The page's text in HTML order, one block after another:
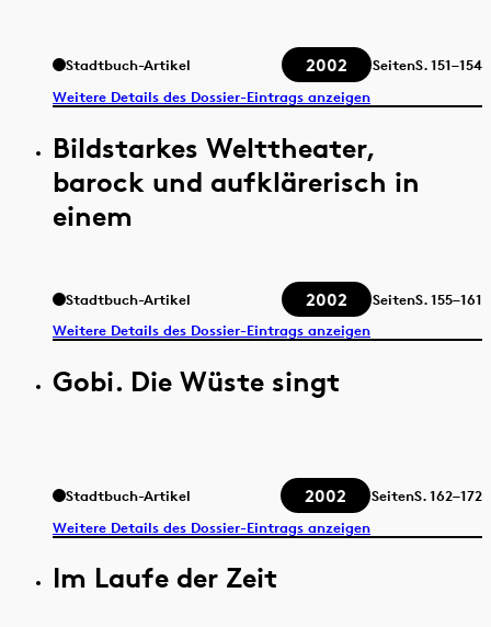
Stadtbuch-Artikel 2002 SeitenS.151–154
Weitere Details des Dossier-Eintrags anzeigen
Bildstarkes Welttheater,
barock und aufklärerisch in
einem
Stadtbuch-Artikel 2002 SeitenS.155–161
Weitere Details des Dossier-Eintrags anzeigen
Gobi. Die Wüste singt
Stadtbuch-Artikel 2002 SeitenS.162–172
Weitere Details des Dossier-Eintrags anzeigen
Im Laufe der Zeit